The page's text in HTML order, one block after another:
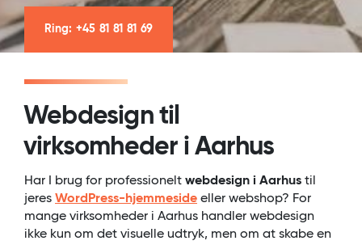
Ring: +45 81 81 81 69
Webdesign til
virksomheder i Aarhus
Har I brug for professionelt webdesign i Aarhus til
jeres WordPress-hjemmeside eller webshop? For
mange virksomheder i Aarhus handler webdesign
ikke kun om det visuelle udtryk, men om at skabe en